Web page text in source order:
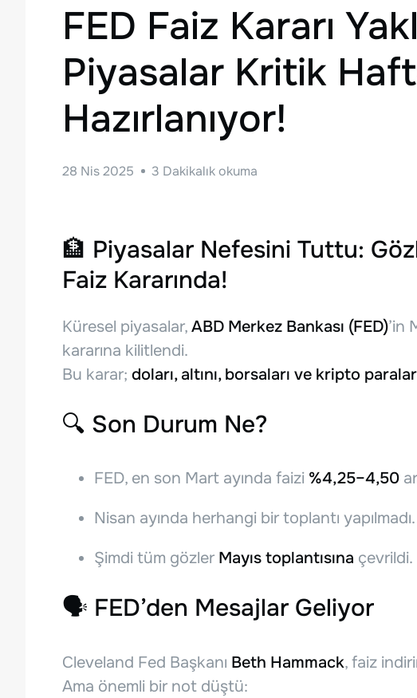
FED Faiz Kararı
Piyasalar Kritik
Hazırlanıyor!
28 Nis 2025 3 Dakikalık okuma
🏦 Piyasalar Nefesini Tuttu:
Faiz Kararında!
Küresel piyasalar, ABD Merkez Bankası (FED)’in
kararına kilitlendi.
Bu karar; doları, altını, borsaları ve kripto
🔍 Son Durum Ne?
FED, en son Mart ayında faizi %4,25–4,50
Nisan ayında herhangi bir toplantı yapılmadı.
Şimdi tüm gözler Mayıs toplantısına çevrildi.
🗣️ FED’den Mesajlar Geliyor
Cleveland Fed Başkanı Beth Hammack, faiz
Ama önemli bir not düştü: